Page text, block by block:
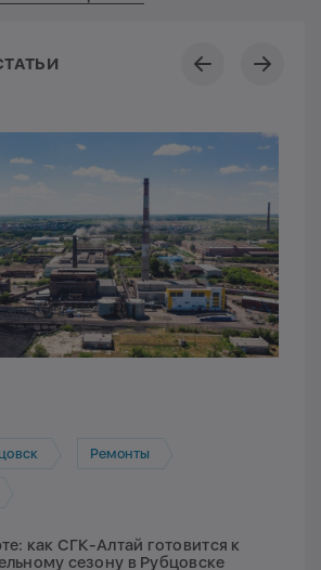
Ремонты
как СГК-Алтай готовится к
сезону в Рубцовске